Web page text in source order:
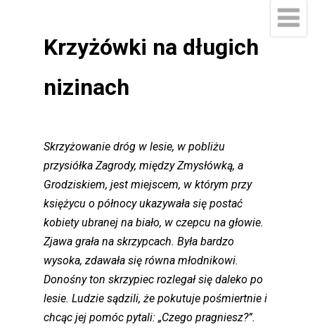
Krzyżówki na długich
nizinach
Skrzyżowanie dróg w lesie, w pobliżu
przysiółka Zagrody, między Zmysłówką, a
Grodziskiem, jest miejscem, w którym przy
księżycu o północy ukazywała się postać
kobiety ubranej na biało, w czepcu na głowie.
Zjawa grała na skrzypcach. Była bardzo
wysoka, zdawała się równa młodnikowi.
Donośny ton skrzypiec rozlegał się daleko po
lesie. Ludzie sądzili, że pokutuje pośmiertnie i
chcąc jej pomóc pytali: „Czego pragniesz?”.